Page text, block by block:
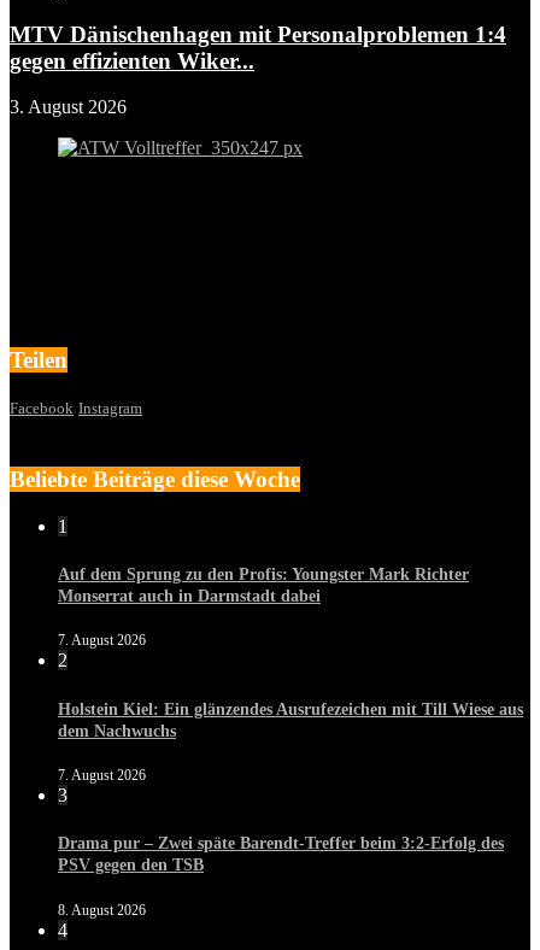
MTV Dänischenhagen mit Personalproblemen 1:4
gegen effizienten Wiker...
3. August 2026
Teilen
Facebook Instagram
Beliebte Beiträge diese Woche
1
Auf dem Sprung zu den Profis: Youngster Mark Richter
Monserrat auch in Darmstadt dabei
7. August 2026
2
Holstein Kiel: Ein glänzendes Ausrufezeichen mit Till Wiese aus
dem Nachwuchs
7. August 2026
3
Drama pur – Zwei späte Barendt-Treffer beim 3:2-Erfolg des
PSV gegen den TSB
8. August 2026
4